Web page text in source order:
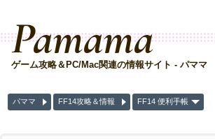
Pamama
ゲーム攻略＆PC/Mac関連の情報サイト - パママ
パママ FF14攻略＆情報 FF14 便利手帳